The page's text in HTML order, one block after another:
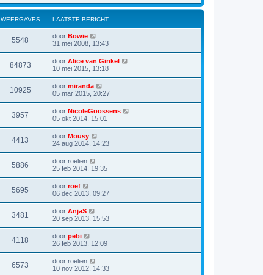
WEERGAVES LAATSTE BERICHT
5548 door Bowie
31 mei 2008, 13:43
84873 door Alice van Ginkel
10 mei 2015, 13:18
10925 door miranda
05 mar 2015, 20:27
3957 door NicoleGoossens
05 okt 2014, 15:01
4413 door Mousy
24 aug 2014, 14:23
5886 door roelien
25 feb 2014, 19:35
5695 door roef
06 dec 2013, 09:27
3481 door AnjaS
20 sep 2013, 15:53
4118 door pebi
26 feb 2013, 12:09
6573 door roelien
10 nov 2012, 14:33